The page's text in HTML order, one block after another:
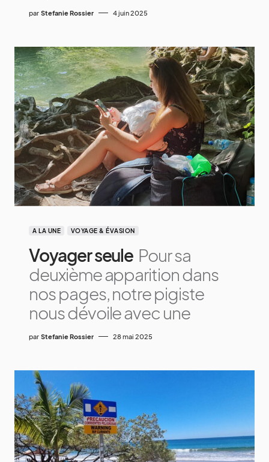
par Stefanie Rossier 4 juin 2025
A LA UNE VOYAGE & ÉVASION
Voyager seule Pour sa
deuxième apparition dans
nos pages, notre pigiste
nous dévoile avec une
par Stefanie Rossier 28 mai 2025